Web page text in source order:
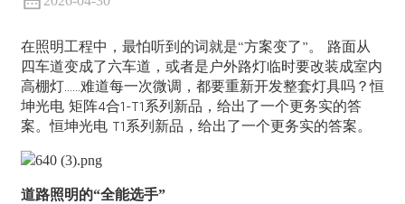
在照明工程中，最怕听到的词就是“方案变了”。 路面从
四车道变成了六车道，或者是户外路灯临时要改装成室内
高棚灯……难道每一次微调，都要重新开发整套灯具吗？恒
坤光电 矩阵4合1-T1系列新品，给出了一个更务实的答
案。恒坤光电T1系列新品，给出了一个更务实的答案。
道路照明的“全能选手”